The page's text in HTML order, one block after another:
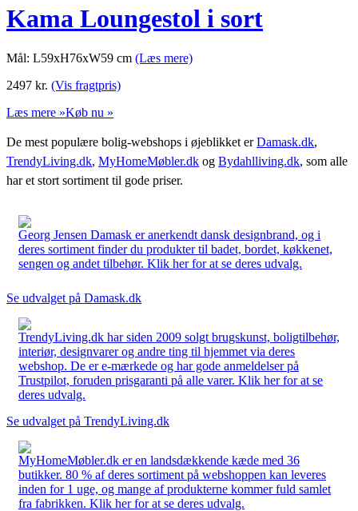
Kama Loungestol i sort
Mål: L59xH76xW59 cm (Læs mere)
2497 kr. (Vis fragtpris)
Læs mere »Køb nu »
De mest populære bolig-webshops i øjeblikket erDamask.dk,
TrendyLiving.dk, MyHomeMøbler.dk og Bydahlliving.dk, som alle
har et stort sortiment til gode priser.
Georg Jensen Damask er anerkendt dansk designbrand, og i
deres sortiment finder du produkter til badet, bordet, køkkenet,
sengen og andet tilbehør. Klik her for at se deres udvalg.
Se udvalget på Damask.dk
TrendyLiving.dk har siden 2009 solgt brugskunst, boligtilbehør,
interiør, designvarer og andre ting til hjemmet via deres
webshop. De er e-mærkede og har gode anmeldelser på
Trustpilot, foruden prisgaranti på alle varer. Klik her for at se
deres udvalg.
Se udvalget på TrendyLiving.dk
MyHomeMøbler.dk er en landsdækkende kæde med 36
butikker. 80 % af deres sortiment på webshoppen kan leveres
inden for 1 uge, og mange af produkterne kommer fuld samlet
fra fabrikken. Klik her for at se deres udvalg.